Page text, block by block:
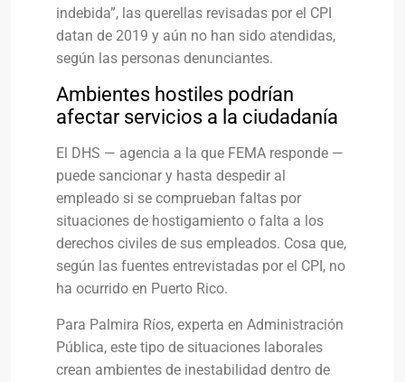
indebida”, las querellas revisadas por el CPI
datan de 2019 y aún no han sido atendidas,
según las personas denunciantes.
Ambientes hostiles podrían
afectar servicios a la ciudadanía
El DHS — agencia a la que FEMA responde —
puede sancionar y hasta despedir al
empleado si se comprueban faltas por
situaciones de hostigamiento o falta a los
derechos civiles de sus empleados. Cosa que,
según las fuentes entrevistadas por el CPI, no
ha ocurrido en Puerto Rico.
Para Palmira Ríos, experta en Administración
Pública, este tipo de situaciones laborales
crean ambientes de inestabilidad dentro de